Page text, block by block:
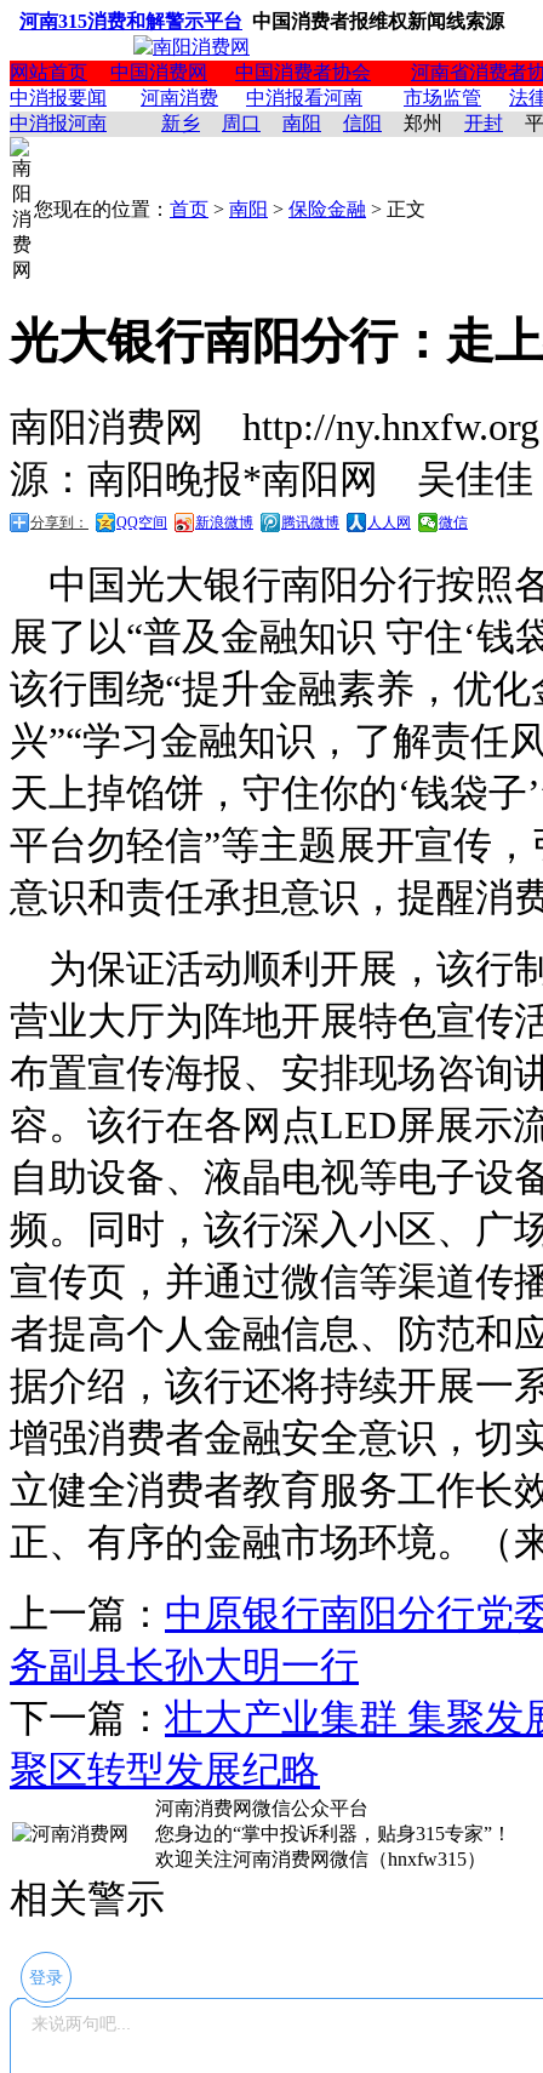
河南315消费和解警示平台 中国消费者报维权新闻线索源
网站首页 中国消费网 中国消费者协会
河南省消费者
中消报要闻
河南消费 中消报看河南 市场监管
法
中消报河南
新乡 周口 南阳 信阳 郑州 开封
您现在的位置： 首页 > 南阳 > 保险金融 > 正文
光大银行南阳分行：走
南阳消费网 http://
源：南阳晚报*南阳网 吴佳佳
分享到： QQ空间 新浪微博 腾讯微博 人人网 微信
中国光大银行南阳分行按照
展了以“普及金融知识 守住‘钱
该行围绕“提升金融素养，优
兴”“学习金融知识，了解责任
天上掉馅饼，守住你的‘钱袋子
平台勿轻信”等主题展开宣传
意识和责任承担意识，提醒消
为保证活动顺利开展，该行
营业大厅为阵地开展特色宣传
布置宣传海报、安排现场咨询
容。该行在各网点LED屏展示
自助设备、液晶电视等电子设
频。同时，该行深入小区、广
宣传页，并通过微信等渠道传
者提高个人金融信息、防范和
据介绍，该行还将持续开展一
增强消费者金融安全意识，切
立健全消费者教育服务工作长
正、有序的金融市场环境。（
上一篇： 中原银行南阳分行党
务副县长孙大明一行
下一篇： 壮大产业集群 集聚
聚区转型发展纪略
河南消费网微信公众平台
您身边的“掌中投诉利器，贴身315专家”！
欢迎关注河南消费网微信（hnxfw315）
相关警示
登录